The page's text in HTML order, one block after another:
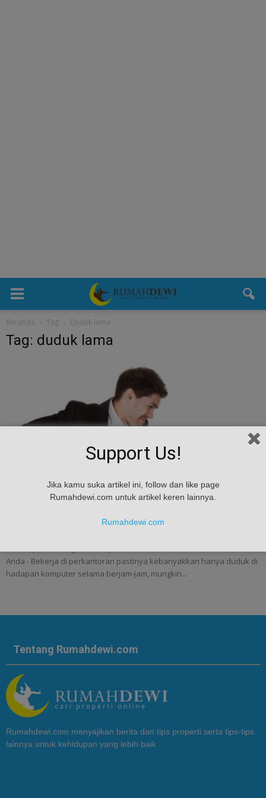
Beranda Tag Duduk lama
Tag: duduk lama
Beberapa Hal Yang Harus Diperhatikan Di
Kantor Untuk Kesehatan Anda
Anda - Bekerja di perkantoran pastinya kebanyakkan hanya duduk di
hadapan komputer selama berjam-jam, mungkin...
Tentang Rumahdewi.com
Rumahdewi.com menyajikan berita dan tips properti serta tips-tips
lainnya untuk kehidupan yang lebih baik
Support Us!
Jika kamu suka artikel ini, follow dan like page
Rumahdewi.com untuk artikel keren lainnya.
Rumahdewi.com